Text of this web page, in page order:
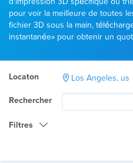
pour voir la meilleure de toutes
fichier 3D sous la main,
instantanée» pour obtenir un
Locaton Los Angeles, us
Rechercher
Filtres